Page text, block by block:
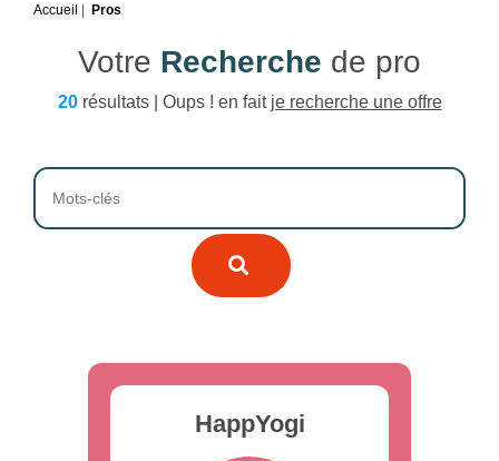
Accueil Pros
Votre Recherche de pro
20résultats | Oups ! en fait je recherche une offre
HappYogi